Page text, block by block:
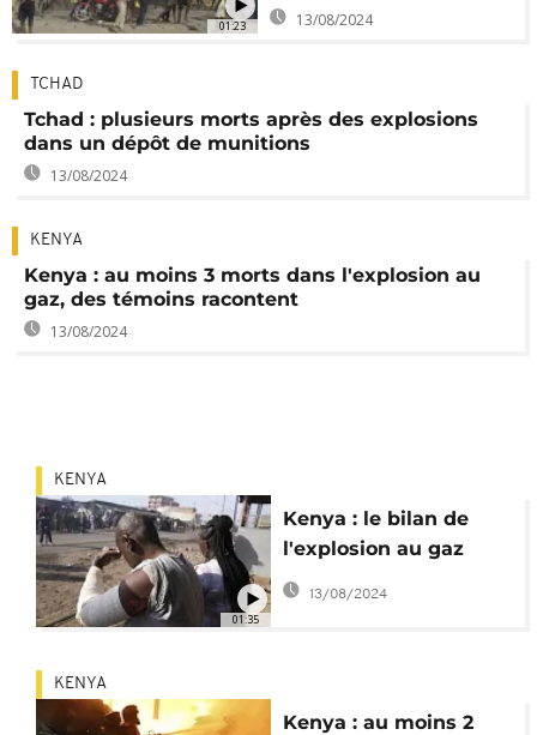
01:23 13/08/2024
TCHAD
Tchad : plusieurs morts après des explosions
dans un dépôt de munitions
13/08/2024
KENYA
Kenya : au moins 3 morts dans l'explosion au
gaz, des témoins racontent
13/08/2024
01:35
KENYA
Kenya : le bilan de
l'explosion au gaz
passe à au moins 3
morts
13/08/2024
KENYA
Kenya : au moins 2